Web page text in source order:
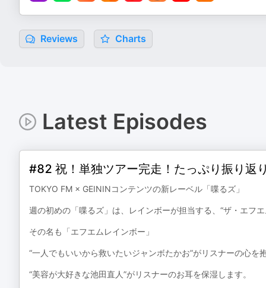
Reviews Charts
Latest Episodes
#82 祝！単独ツアー完走！たっぷり振り返
TOKYO FM × GEININコンテンツの新レーベル「喋るズ」
週の初めの「喋るズ」は、レインボーが担当する、“ザ・エフ
その名も「エフエムレインボー」
“一人でもいいから救いたいジャンボたかお”がリスナーの心を抱
“美容が大好きな池田直人”がリスナーのお耳を保湿します。